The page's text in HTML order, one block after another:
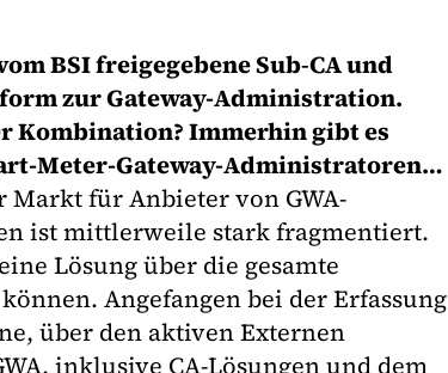
BSI freigegebene Sub‐CA und
zur Gateway-Administration.
Kombination? Immerhin gibt es
Meter-Gateway-Administratoren…
Markt für Anbieter von GWA-
ist mittlerweile stark fragmentiert.
Lösung über die gesamte
Angefangen bei der Erfassung
über den aktiven Externen
inklusive CA-Lösungen und dem